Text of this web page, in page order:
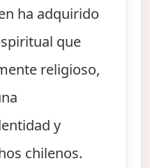
ha adquirido
que
religioso,
y
chilenos.